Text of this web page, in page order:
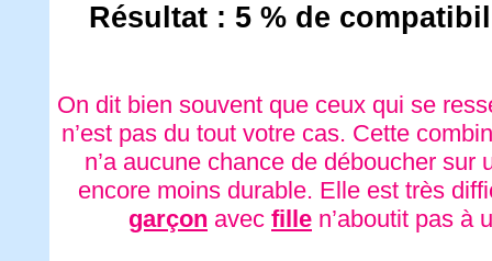
Résultat : 5 % de
On dit bien souvent que ceux qui se
n’est pas du tout votre cas. Cette
n’a aucune chance de déboucher sur
encore moins durable. Elle est très
garçon avec fille n’aboutit pas à